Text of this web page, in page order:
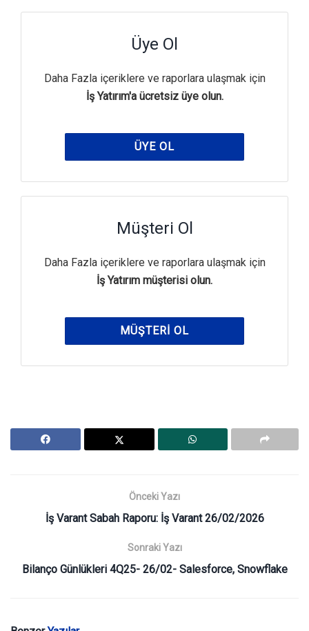
Üye Ol
Daha Fazla içeriklere ve raporlara ulaşmak için
İş Yatırım'a ücretsiz üye olun.
ÜYE OL
Müşteri Ol
Daha Fazla içeriklere ve raporlara ulaşmak için
İş Yatırım müşterisi olun.
MÜŞTERI OL
Önceki Yazı
İş Varant Sabah Raporu: İş Varant 26/02/2026
Sonraki Yazı
Bilanço Günlükleri 4Q25- 26/02- Salesforce, Snowflake